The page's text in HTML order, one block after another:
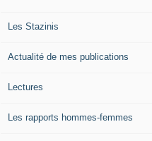
Les Stazinis
Actualité de mes publications
Lectures
Les rapports hommes-femmes